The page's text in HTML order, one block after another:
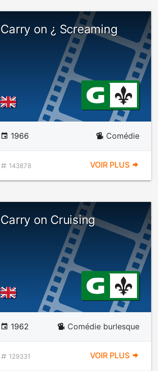
Carry on ¿ Screaming
1966 Comédie
143878 VOIR PLUS
Carry on Cruising
1962 Comédie burlesque
129331 VOIR PLUS